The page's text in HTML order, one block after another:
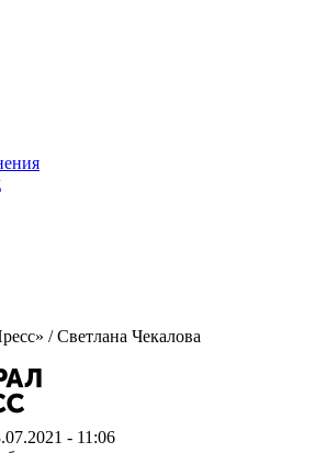
/Светлана Чекалова
- 11:06